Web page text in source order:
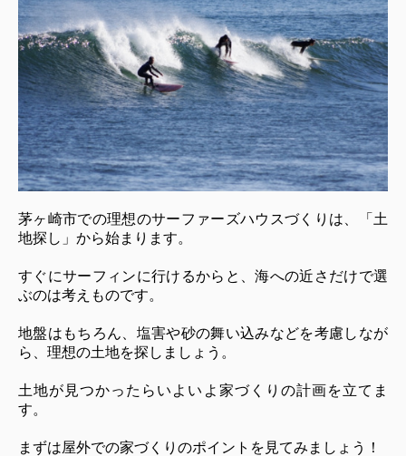
茅ヶ崎市での理想のサーファーズハウスづくりは、「土
地探し」から始まります。
すぐにサーフィンに行けるからと、海への近さだけで選
ぶのは考えものです。
地盤はもちろん、塩害や砂の舞い込みなどを考慮しなが
ら、理想の土地を探しましょう。
土地が見つかったらいよいよ家づくりの計画を立てま
す。
まずは屋外での家づくりのポイントを見てみましょう！